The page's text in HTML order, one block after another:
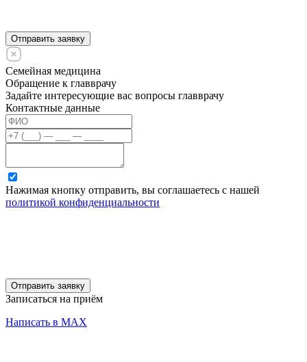
Отправить заявку
Семейная медицина
Обращение к главврачу
Задайте интересующие вас вопросы главврачу
Контактные данные
Нажимая кнопку отправить, вы соглашаетесь с нашей
политикой конфиденциальности
Отправить заявку
Записаться на приём
Написать в MAX